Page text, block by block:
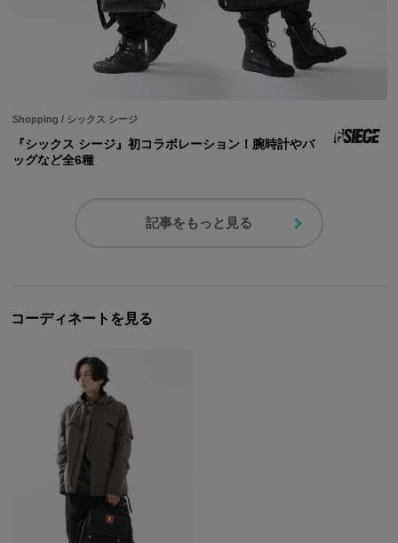
Shopping / シックス シージ
『シックス シージ』初コラボレーション！腕時計やバ
ッグなど全6種
記事をもっと見る
コーディネートを見る